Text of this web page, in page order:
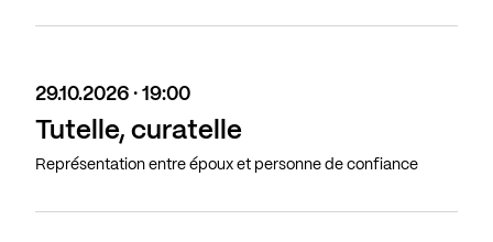
29.10.2026 · 19:00
Tutelle, curatelle
Représentation entre époux et personne de confiance